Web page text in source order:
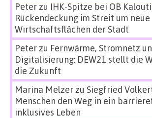
Peterzu IHK-Spitze bei OB
Rückendeckung im Streit um neue
Wirtschaftsflächen der Stadt
Peterzu Fernwärme, Stromnetz
Digitalisierung: DEW21 stellt die
die Zukunft
Marina Melzerzu Siegfried
Menschen den Weg in ein
inklusives Leben